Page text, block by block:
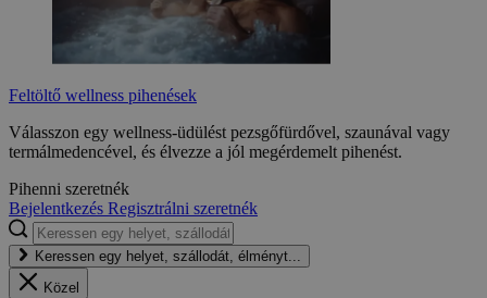
Feltöltő wellness pihenések
Válasszon egy wellness-üdülést pezsgőfürdővel, szaunával vagy
termálmedencével, és élvezze a jól megérdemelt pihenést.
Pihenni szeretnék
Bejelentkezés Regisztrálni szeretnék
Keressen egy helyet, szállodát, élményt...
Közel